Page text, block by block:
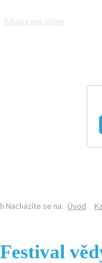
Katalog pro učitele
Nacházíte se na: Úvod
Festival